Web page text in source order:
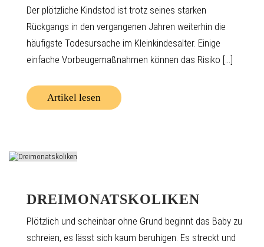
Der plötzliche Kindstod ist trotz seines starken
Rückgangs in den vergangenen Jahren weiterhin die
häufigste Todesursache im Kleinkindesalter. Einige
einfache Vorbeugemaßnahmen können das Risiko [...]
Artikel lesen
DREIMONATSKOLIKEN
Plötzlich und scheinbar ohne Grund beginnt das Baby zu
schreien, es lässt sich kaum beruhigen. Es streckt und